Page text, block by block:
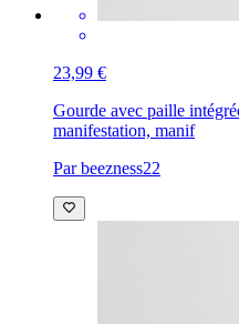
23,99 €
Gourde avec paille
manifestation, manif
Par beezness22